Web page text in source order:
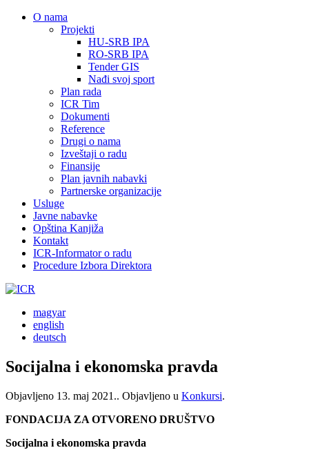
О nama
Projekti
HU-SRB IPA
RO-SRB IPA
Tender GIS
Nađi svoj sport
Plan rada
ICR Tim
Dokumenti
Reference
Drugi o nama
Izveštaji o radu
Finansije
Plan javnih nabavki
Partnerske organizacije
Usluge
Javne nabavke
Opština Kanjiža
Kontakt
ICR-Informator o radu
Procedure Izbora Direktora
magyar
english
deutsch
Socijalna i ekonomska pravda
Objavljeno 13. maj 2021.. Objavljeno u Konkursi.
FONDACIJA ZA OTVORENO DRUŠTVO
Socijalna i ekonomska pravda